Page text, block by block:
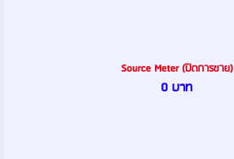
Source Meter (ปิดการขาย)
0 บาท